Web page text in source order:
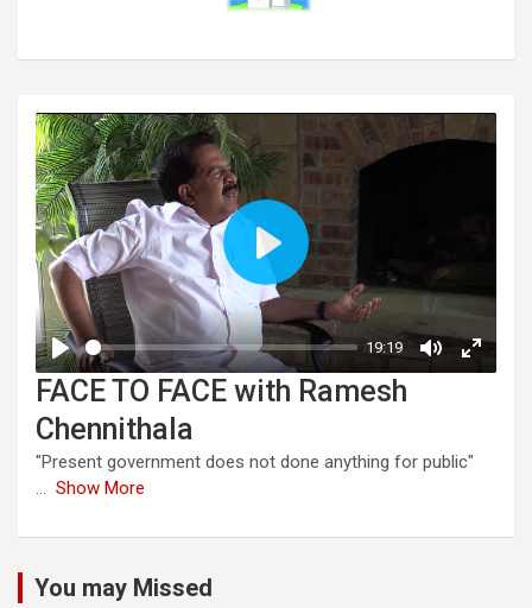
FACE TO FACE with Ramesh
Chennithala
"Present government does not done anything for public"
... Show More
You may Missed